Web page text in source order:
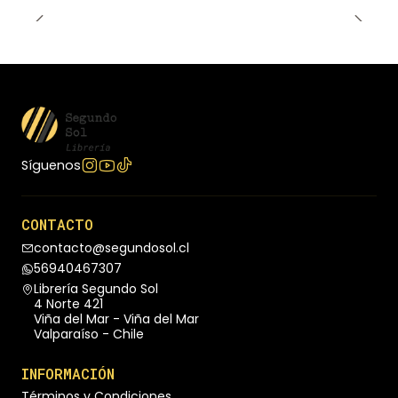
Síguenos
CONTACTO
contacto@segundosol.cl
56940467307
Librería Segundo Sol
4 Norte 421
Viña del Mar - Viña del Mar
Valparaíso - Chile
INFORMACIÓN